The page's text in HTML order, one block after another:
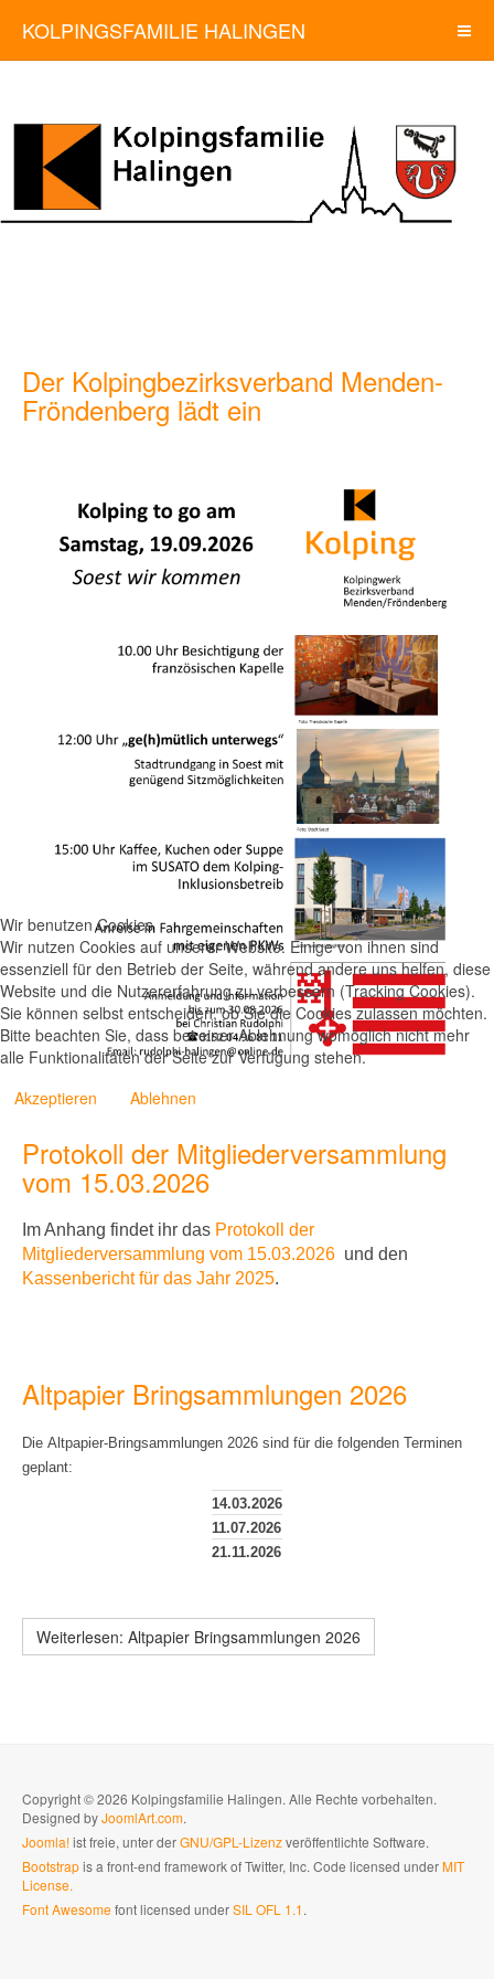
KOLPINGSFAMILIE HALINGEN
Der Kolpingbezirksverband Menden-
Fröndenberg lädt ein
Protokoll der Mitgliederversammlung
vom 15.03.2026
Im Anhang findet ihr das Protokoll der
Mitgliederversammlung vom 15.03.2026 und den
Kassenbericht für das Jahr 2025.
Altpapier Bringsammlungen 2026
Die Altpapier-Bringsammlungen 2026 sind für die folgenden Terminen
geplant:
14.03.2026
11.07.2026
21.11.2026
Weiterlesen: Altpapier Bringsammlungen 2026
Copyright © 2026 Kolpingsfamilie Halingen. Alle Rechte vorbehalten.
Designed byJoomlArt.com.
Joomla!ist freie, unter derGNU/GPL-Lizenzveröffentlichte Software.
Bootstrapis a front-end framework of Twitter, Inc. Code licensed underMIT
License.
Font Awesomefont licensed underSIL OFL 1.1.
Wir benutzen Cookies
Wir nutzen Cookies auf unserer Website. Einige von ihnen sind
essenziell für den Betrieb der Seite, während andere uns helfen, diese
Website und die Nutzererfahrung zu verbessern (Tracking Cookies).
Sie können selbst entscheiden, ob Sie die Cookies zulassen möchten.
Bitte beachten Sie, dass bei einer Ablehnung womöglich nicht mehr
alle Funktionalitäten der Seite zur Verfügung stehen.
Akzeptieren
Ablehnen